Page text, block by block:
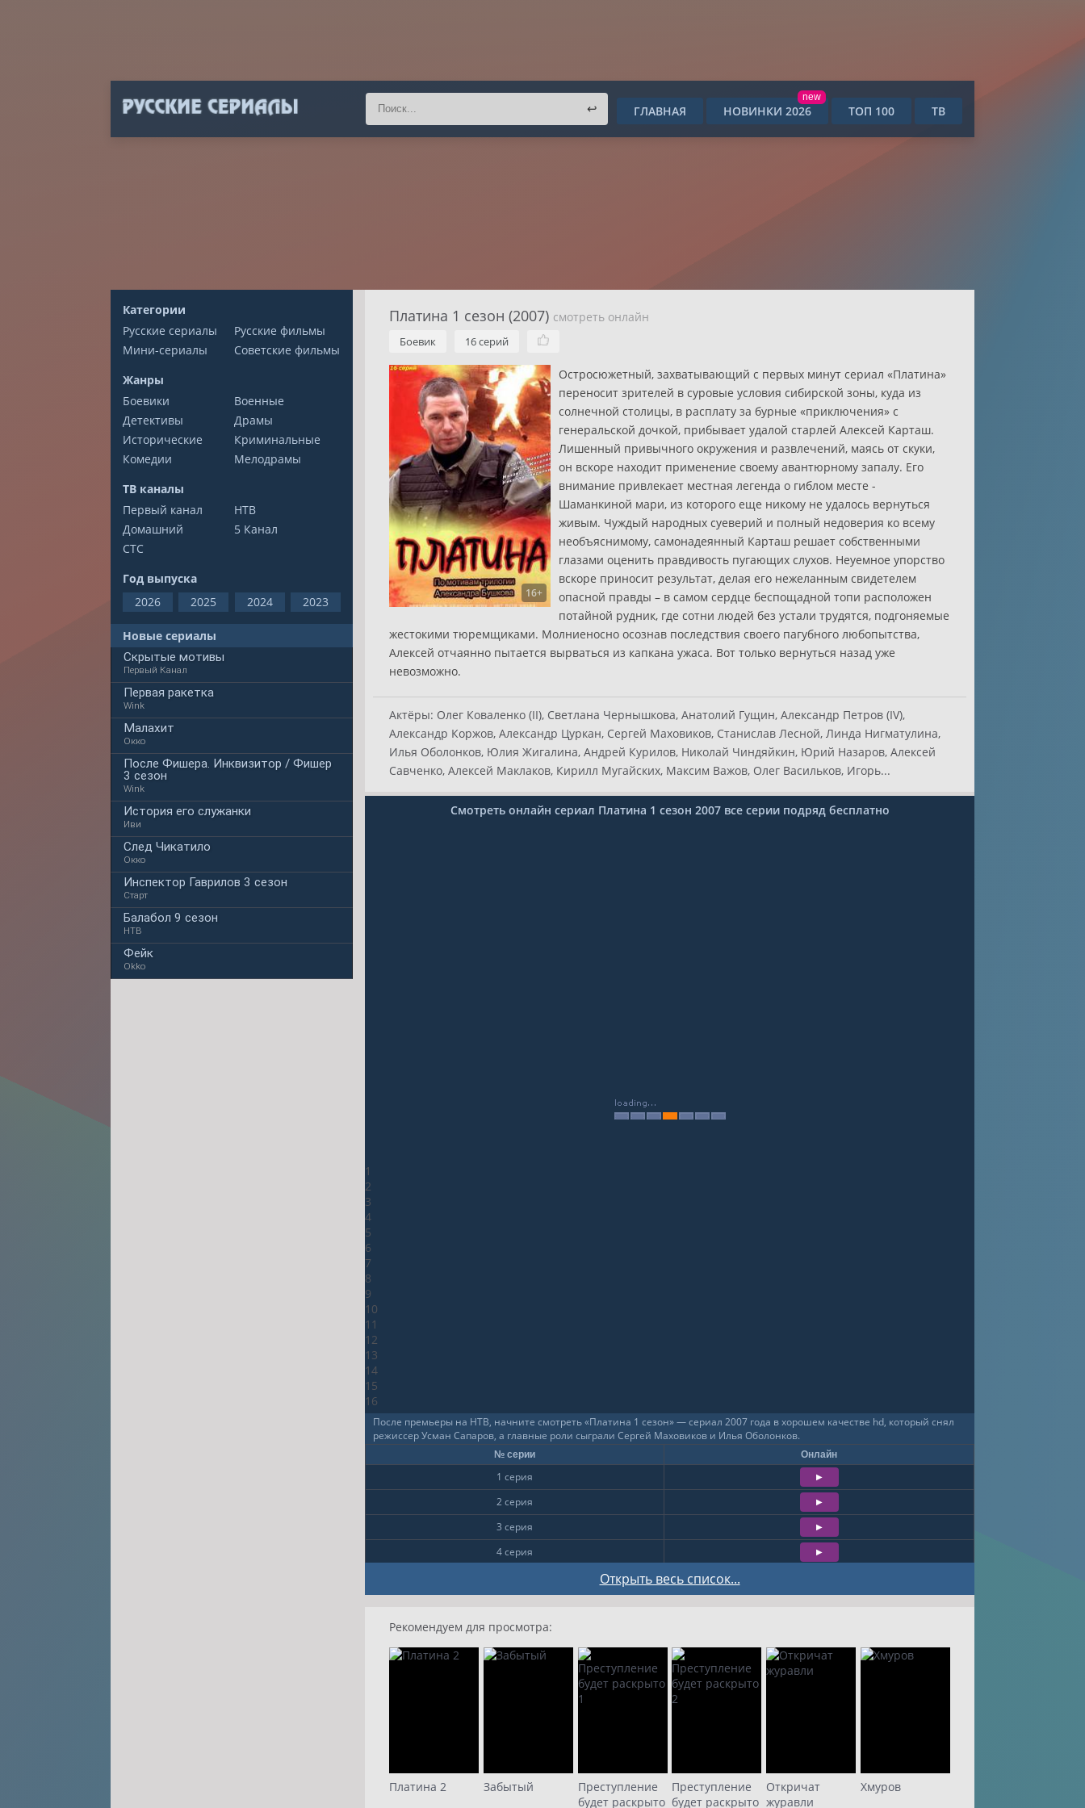
↩ ГЛАВНАЯ НОВИНКИ 2026
new
ТОП 100 ТВ
Платина 1 сезон (2007) смотреть онлайн
Боевик 16 серий
16+
Остросюжетный, захватывающий с первых минут сериал «Платина»
переносит зрителей в суровые условия сибирской зоны, куда из
солнечной столицы, в расплату за бурные «приключения» с
генеральской дочкой, прибывает удалой старлей Алексей Карташ.
Лишенный привычного окружения и развлечений, маясь от скуки,
он вскоре находит применение своему авантюрному запалу. Его
внимание привлекает местная легенда о гиблом месте -
Шаманкиной мари, из которого еще никому не удалось вернуться
живым. Чуждый народных суеверий и полный недоверия ко всему
необъяснимому, самонадеянный Карташ решает собственными
глазами оценить правдивость пугающих слухов. Неуемное упорство
вскоре приносит результат, делая его нежеланным свидетелем
опасной правды – в самом сердце беспощадной топи расположен
потайной рудник, где сотни людей без устали трудятся, подгоняемые
жестокими тюремщиками. Молниеносно осознав последствия своего пагубного любопытства,
Алексей отчаянно пытается вырваться из капкана ужаса. Вот только вернуться назад уже
невозможно.
Актёры: Олег Коваленко (II), Светлана Чернышкова, Анатолий Гущин, Александр Петров (IV),
Александр Коржов, Александр Цуркан, Сергей Маховиков, Станислав Лесной, Линда Нигматулина,
Илья Оболонков, Юлия Жигалина, Андрей Курилов, Николай Чиндяйкин, Юрий Назаров, Алексей
Савченко, Алексей Маклаков, Кирилл Мугайских, Максим Важов, Олег Васильков, Игорь...
Смотреть онлайн сериал Платина 1 сезон 2007 все серии подряд бесплатно
1
2
3
4
5
6
7
8
9
10
11
12
13
14
15
16
После премьеры на НТВ, начните смотреть «Платина 1 сезон» — сериал 2007 года в хорошем качестве hd, который снял
режиссер Усман Сапаров, а главные роли сыграли Сергей Маховиков и Илья Оболонков.
Открыть весь список...
№ серии Онлайн
1 серия
2 серия
3 серия
4 серия
7 серия
8 серия
13
Рекомендуем для просмотра:
Платина 2 Забытый
Преступление
будет раскрыто
Преступление
будет раскрыто
Откричат
журавли
Хмуров
Категории
Русские сериалы
Русские фильмы
Мини-сериалы
Советские фильмы
Жанры
Боевики
Военные
Детективы
Драмы
Исторические
Криминальные
Комедии
Мелодрамы
ТВ каналы
Первый канал
НТВ
Домашний
5 Канал
СТС
Год выпуска
2026
2025 2024 2023
Новые сериалы
Скрытые мотивы
Первый Канал
Первая ракетка
Wink
Малахит
Окко
После Фишера. Инквизитор / Фишер
3 сезон
Wink
История его служанки
Иви
След Чикатило
Окко
Инспектор Гаврилов 3 сезон
Старт
Балабол 9 сезон
НТВ
Фейк
Okko